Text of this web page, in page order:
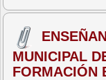
MUNICIPAL
FORMACIÓN